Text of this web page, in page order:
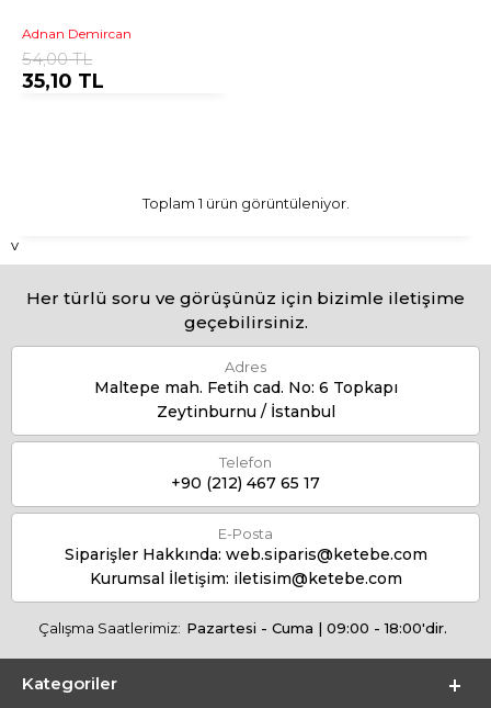
Adnan Demircan
54,00 TL
35,10 TL
Toplam 1 ürün görüntüleniyor.
v
Her türlü soru ve görüşünüz için bizimle iletişime
geçebilirsiniz.
Adres
Maltepe mah. Fetih cad. No: 6 Topkapı
Zeytinburnu / İstanbul
Telefon
+90 (212) 467 65 17
E-Posta
Siparişler Hakkında: web.siparis@ketebe.com
Kurumsal İletişim: iletisim@ketebe.com
Çalışma Saatlerimiz: Pazartesi - Cuma | 09:00 - 18:00'dir.
Kategoriler